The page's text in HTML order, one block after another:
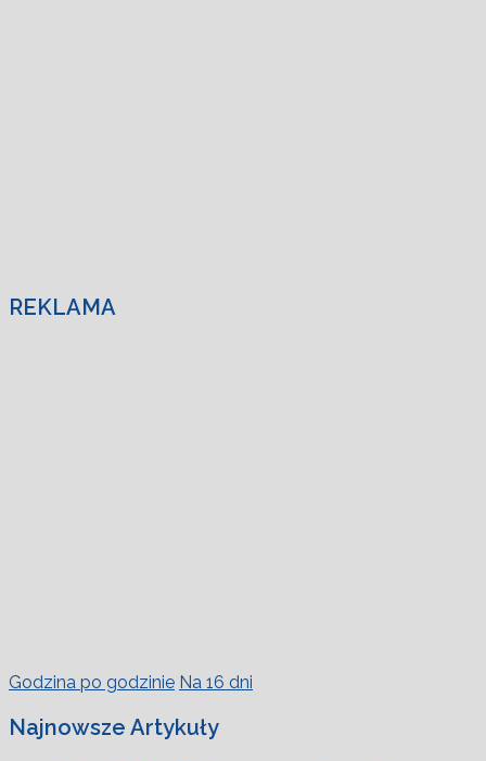
REKLAMA
Godzina po godzinie Na 16 dni
Najnowsze Artykuły